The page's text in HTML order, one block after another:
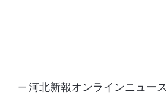
— 河北新報オンラインニュース